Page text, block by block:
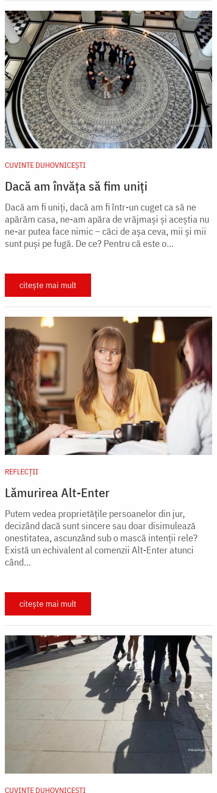
CUVINTE DUHOVNICEȘTI
Dacă am învăța să fim uniți
Dacă am fi uniţi, dacă am fi într-un cuget ca să ne
apărăm casa, ne-am apăra de vrăjmaşi şi aceştia nu
ne-ar putea face nimic – căci de aşa ceva, mii şi mii
sunt puşi pe fugă. De ce? Pentru că este o...
citește mai mult
REFLECȚII
Lămurirea Alt-Enter
Putem vedea proprietățile persoanelor din jur,
decizând dacă sunt sincere sau doar disimulează
onestitatea, ascunzând sub o mască intenții rele?
Există un echivalent al comenzii Alt-Enter atunci
când...
citește mai mult
CUVINTE DUHOVNICEȘTI